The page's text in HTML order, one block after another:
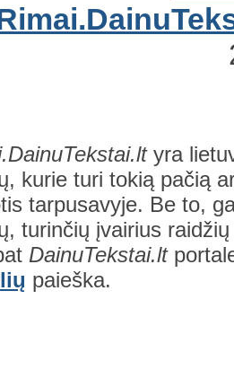
yra
kurie turi tokią pačią
tarpusavyje. Be to,
turinčių įvairius
DainuTekstai.lt
paieška.